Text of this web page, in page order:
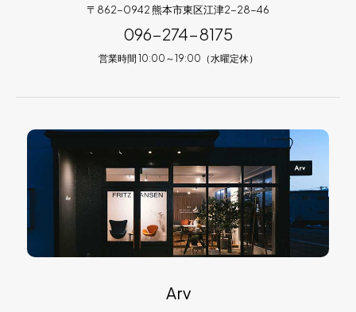
〒862-0942 熊本市東区江津2-28-46
096-274-8175
営業時間 10:00～19:00（水曜定休）
Arv